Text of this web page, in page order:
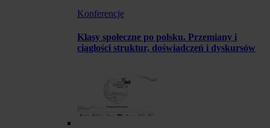
Konferencje
Klasy społeczne po polsku. Przemiany i
ciągłości struktur, doświadczeń i dyskursów